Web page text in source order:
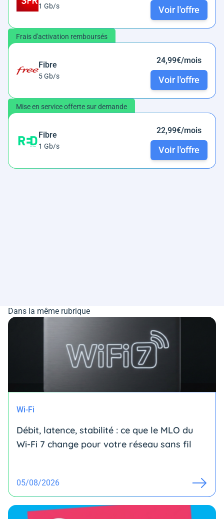
1 Gb/s Voir l'offre
Frais d'activation remboursés
Fibre
5 Gb/s
24,99€/mois
Voir l'offre
Mise en service offerte sur demande
Fibre
1 Gb/s
22,99€/mois
Voir l'offre
Dans la même rubrique
Wi-Fi
Débit, latence, stabilité : ce que le MLO du
Wi-Fi 7 change pour votre réseau sans fil
05/08/2026